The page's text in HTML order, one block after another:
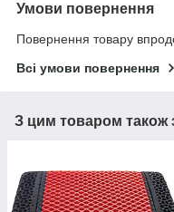
Умови повернення
Повернення товару
Всі умови повернення
З цим товаром також